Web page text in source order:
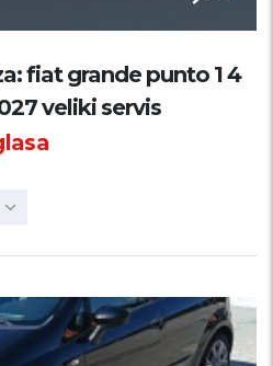
fiat grande punto 1 4
veliki servis